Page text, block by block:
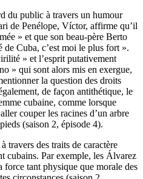
du public à travers un humour
de Penélope, Víctor, affirme qu’il
» et que son beau-père Berto
de Cuba, c’est moi le plus fort ».
» et l’esprit putativement
» qui sont alors mis en exergue,
la question des droits
de façon antithétique, le
cubaine, comme lorsque
couper les racines d’un arbre
(saison 2, épisode 4).
travers des traits de caractère
cubains. Par exemple, les Álvarez
force tant physique que morale des